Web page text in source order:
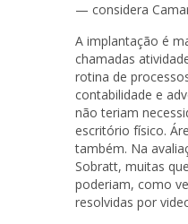
— considera
A implantação é
chamadas
rotina de
contabilidade e
não teriam
escritório físico.
também. Na
Sobratt, muitas
poderiam, como
resolvidas por